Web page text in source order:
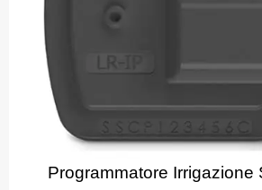
Programmatore Irrigazione